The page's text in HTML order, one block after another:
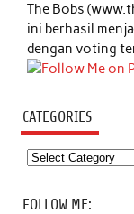
The Bobs
ini berhasil
dengan voting
CATEGORIES
Categories
FOLLOW ME: